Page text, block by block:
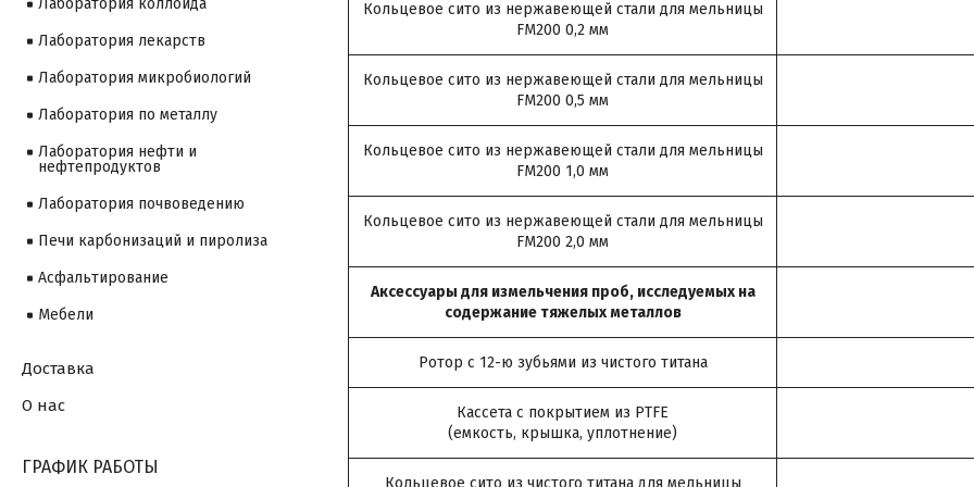
Кольцевое сито из нержавеющей стали для мельницы
FM200 0,2 мм
Кольцевое сито из нержавеющей стали для мельницы
FM200 0,5 мм
Кольцевое сито из нержавеющей стали для мельницы
FM200 1,0 мм
Кольцевое сито из нержавеющей стали для мельницы
FM200 2,0 мм
Аксессуары для измельчения проб, исследуемых на
содержание тяжелых металлов
Ротор с 12-ю зубьями из чистого титана
Кассета с покрытием из PTFE
(емкость, крышка, уплотнение)
Кольцевое сито из чистого титана для мельницы
Лаборатория коллоида
Лаборатория лекарств
Лаборатория микробиологий
Лаборатория по металлу
Лаборатория нефти и
нефтепродуктов
Лаборатория почвоведению
Печи карбонизаций и пиролиза
Асфальтирование
Мебели
Доставка
О нас
ГРАФИК РАБОТЫ